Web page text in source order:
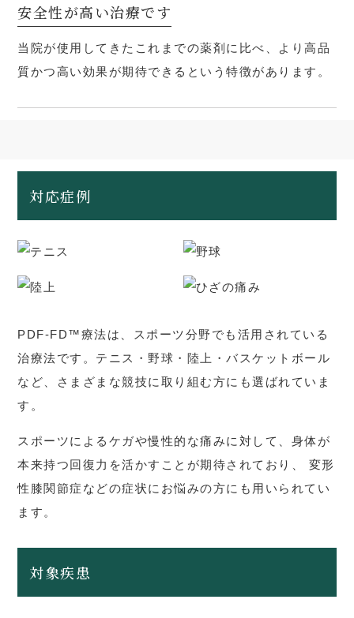
安全性が高い治療です
当院が使用してきたこれまでの薬剤に比べ、より高品
質かつ高い効果が期待できるという特徴があります。
対応症例
PDF-FD™療法は、スポーツ分野でも活用されている
治療法です。テニス・野球・陸上・バスケットボール
など、さまざまな競技に取り組む方にも選ばれていま
す。
スポーツによるケガや慢性的な痛みに対して、身体が
本来持つ回復力を活かすことが期待されており、 変形
性膝関節症などの症状にお悩みの方にも用いられてい
ます。
対象疾患